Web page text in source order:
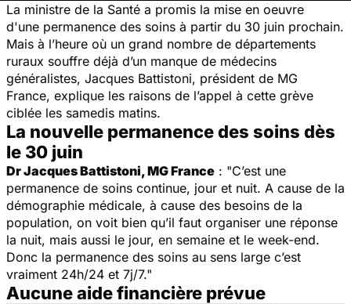
La ministre de la Santé a promis la mise en oeuvre
d'une permanence des soins à partir du 30 juin prochain.
Mais à l’heure où un grand nombre de départements
ruraux souffre déjà d’un manque de médecins
généralistes, Jacques Battistoni, président de MG
France, explique les raisons de l’appel à cette grève
ciblée les samedis matins.
La nouvelle permanence des soins dès
le 30 juin
Dr Jacques Battistoni, MG France : "C’est une
permanence de soins continue, jour et nuit. A cause de la
démographie médicale, à cause des besoins de la
population, on voit bien qu’il faut organiser une réponse
la nuit, mais aussi le jour, en semaine et le week-end.
Donc la permanence des soins au sens large c’est
vraiment 24h/24 et 7j/7."
Aucune aide financière prévue